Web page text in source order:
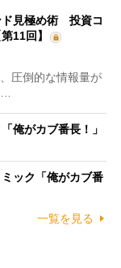
ド見極め術 投資コ
11回】
圧倒的な情報量が
…
俺がカブ番長！」
ック「俺がカブ番
一覧を見る